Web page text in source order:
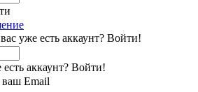
уже есть аккаунт? Войти!
аккаунт? Войти!
Email